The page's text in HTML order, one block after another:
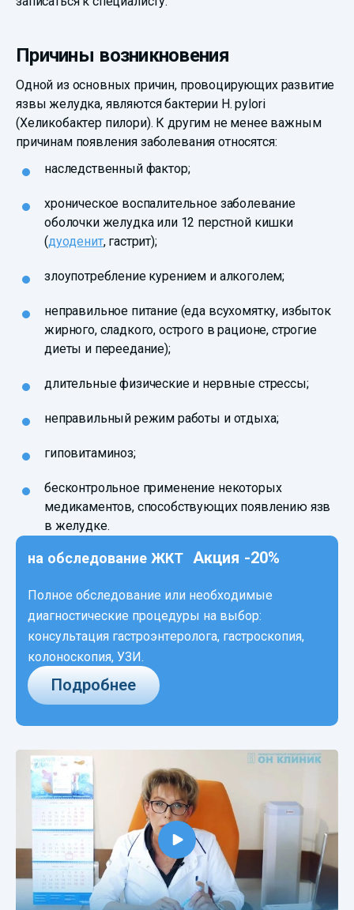
Причины возникновения
Одной из основных причин, провоцирующих развитие
язвы желудка, являются бактерии H. pylori
(Хеликобактер пилори). К другим не менее важным
причинам появления заболевания относятся:
наследственный фактор;
хроническое воспалительное заболевание
оболочки желудка или 12 перстной кишки
(дуоденит, гастрит);
злоупотребление курением и алкоголем;
неправильное питание (еда всухомятку, избыток
жирного, сладкого, острого в рационе, строгие
диеты и переедание);
длительные физические и нервные стрессы;
неправильный режим работы и отдыха;
гиповитаминоз;
бесконтрольное применение некоторых
медикаментов, способствующих появлению язв
в желудке.
на обследование ЖКТ Акция -20%
Полное обследование или необходимые
диагностические процедуры на выбор:
консультация гастроэнтеролога, гастроскопия,
колоноскопия, УЗИ.
Подробнее